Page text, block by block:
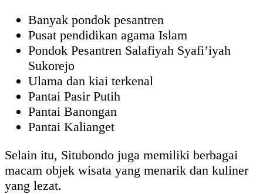
Banyak pondok pesantren
Pusat pendidikan agama Islam
Pondok Pesantren Salafiyah Syafi’iyah
Sukorejo
Ulama dan kiai terkenal
Pantai Pasir Putih
Pantai Banongan
Pantai Kalianget
Selain itu, Situbondo juga memiliki berbagai
macam objek wisata yang menarik dan kuliner
yang lezat.